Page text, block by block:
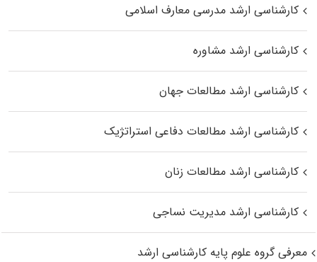
کارشناسی ارشد مدرسی معارف اسلامی
کارشناسی ارشد مشاوره
کارشناسی ارشد مطالعات جهان
کارشناسی ارشد مطالعات دفاعی استراتژیک
کارشناسی ارشد مطالعات زنان
کارشناسی ارشد مدیریت نساجی
معرفی گروه علوم پایه کارشناسی ارشد